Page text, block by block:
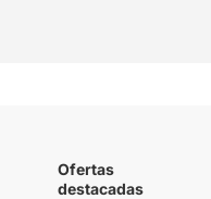
Ofertas
destacadas